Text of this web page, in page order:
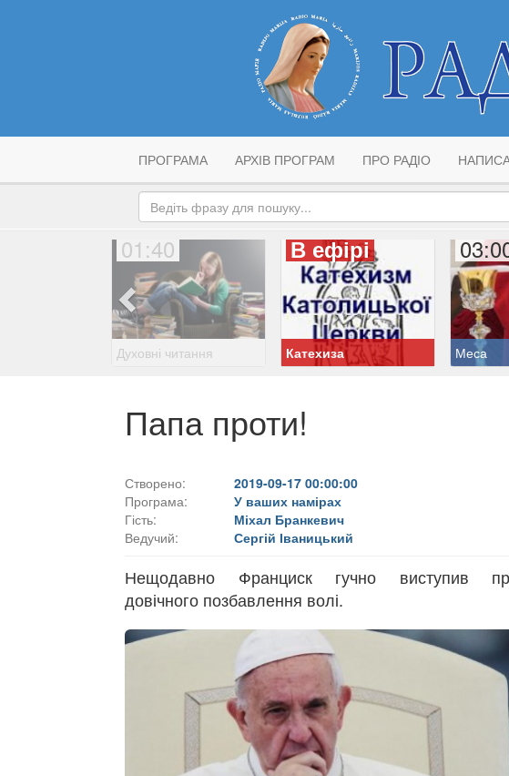
ПРОГРАМА АРХІВ ПРОГРАМ ПРО РАДІО
01:40
Духовні читання
В ефірі
Катехиза Меса
Папа проти!
Створено:
2019-09-17 00:00:00
Програма:
У ваших намірах
Гість:
Міхал Бранкевич
Ведучий:
Сергій Іваницький
Нещодавно Франциск гучно виступив
довічного позбавлення волі.